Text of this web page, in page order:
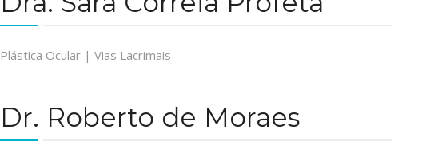
Plástica Ocular | Vias Lacrimais
Dr. Roberto de Moraes